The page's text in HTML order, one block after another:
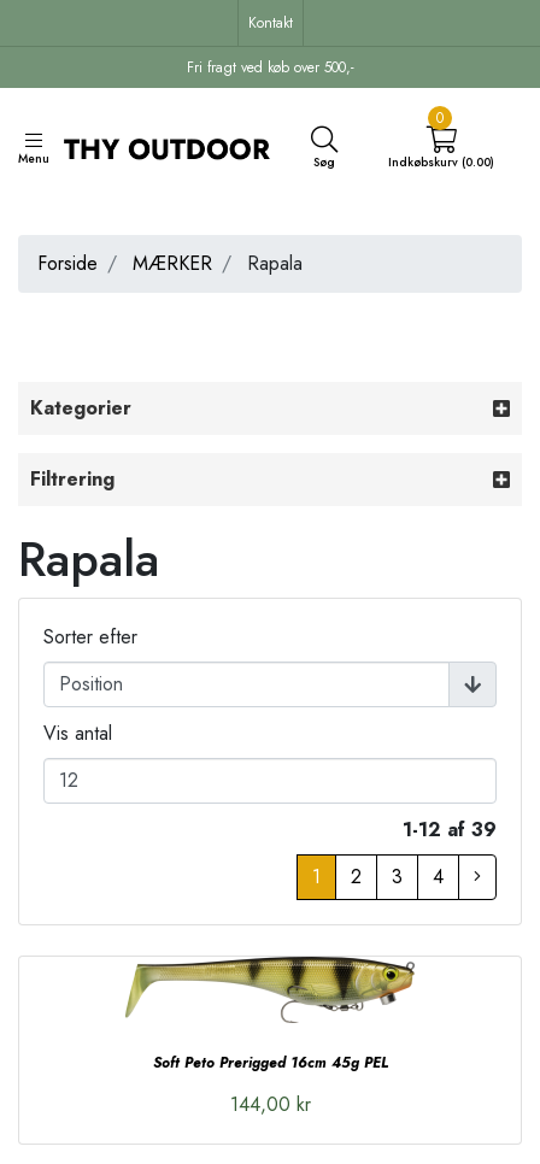
Fri fragt ved køb over 500,-
Kontakt
Menu Søg
0
Indkøbskurv (0.00)
Forside MÆRKER Rapala
Kategorier
Filtrering
Rapala
Sorter efter
Vis antal
1-12 af 39
1
2 3 4
Soft Peto Prerigged 16cm 45g PEL
144,00 kr